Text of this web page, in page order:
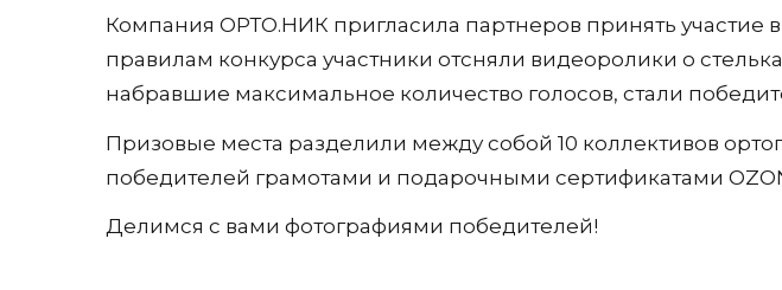
Компания ОРТО.НИК пригласила партнеров принять участие
правилам конкурса участники отсняли видеоролики о
набравшие максимальное количество голосов, стали
Призовые места разделили между собой 10 коллективов
победителей грамотами и подарочными сертификатами
Делимся с вами фотографиями победителей!